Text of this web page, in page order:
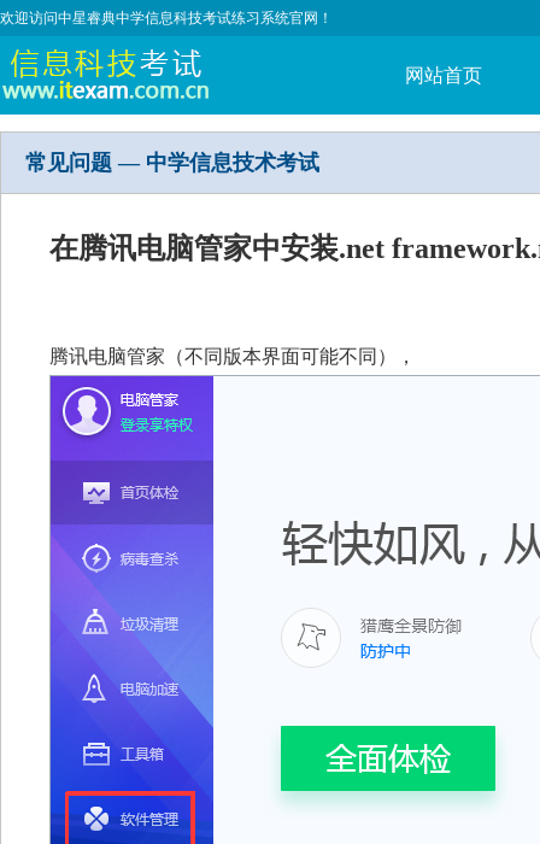
欢迎访问中星睿典中学信息科技考试练习系统官网！
网站首页
常见问题 — 中学信息技术考试
在腾讯电脑管家中安装.net
腾讯电脑管家（不同版本界面可能不同），